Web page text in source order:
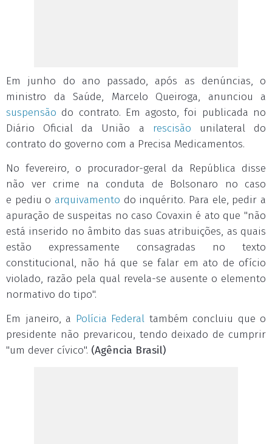
Em junho do ano passado, após as denúncias, o
ministro da Saúde, Marcelo Queiroga, anunciou a
suspensão do contrato. Em agosto, foi publicada no
Diário Oficial da União a rescisão unilateral do
contrato do governo com a Precisa Medicamentos.
No fevereiro, o procurador-geral da República disse
não ver crime na conduta de Bolsonaro no caso
e pediu o arquivamento do inquérito. Para ele, pedir a
apuração de suspeitas no caso Covaxin é ato que "não
está inserido no âmbito das suas atribuições, as quais
estão expressamente consagradas no texto
constitucional, não há que se falar em ato de ofício
violado, razão pela qual revela-se ausente o elemento
normativo do tipo".
Em janeiro, a Polícia Federal também concluiu que o
presidente não prevaricou, tendo deixado de cumprir
"um dever cívico". (Agência Brasil)